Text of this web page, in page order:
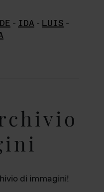
- IDA - LUIS -
di immagini!